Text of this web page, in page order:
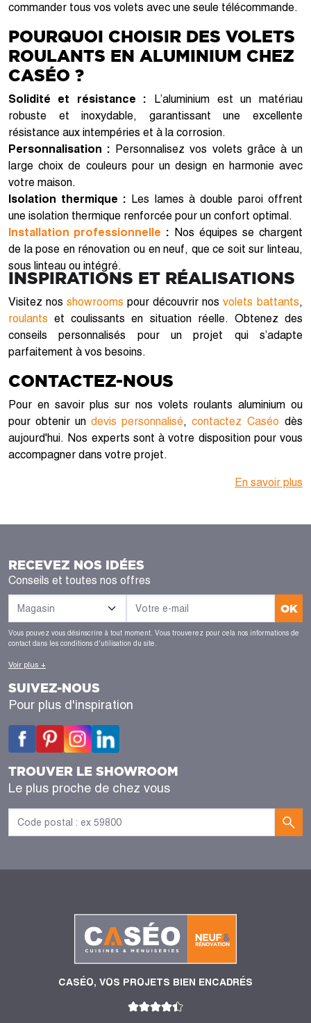
commander tous vos volets avec une seule télécommande.
POURQUOI CHOISIR DES VOLETS
ROULANTS EN ALUMINIUM CHEZ
CASÉO ?
Solidité et résistance : L’aluminium est un matériau
robuste et inoxydable, garantissant une excellente
résistance aux intempéries et à la corrosion.
Personnalisation : Personnalisez vos volets grâce à un
large choix de couleurs pour un design en harmonie avec
votre maison.
Isolation thermique : Les lames à double paroi offrent
une isolation thermique renforcée pour un confort optimal.
Installation professionnelle : Nos équipes se chargent
de la pose en rénovation ou en neuf, que ce soit sur linteau,
sous linteau ou intégré.
INSPIRATIONS ET RÉALISATIONS
Visitez nos showrooms pour découvrir nos volets battants,
roulants et coulissants en situation réelle. Obtenez des
conseils personnalisés pour un projet qui s’adapte
parfaitement à vos besoins.
CONTACTEZ-NOUS
Pour en savoir plus sur nos volets roulants aluminium ou
pour obtenir un devis personnalisé, contactez Caséo dès
aujourd'hui. Nos experts sont à votre disposition pour vous
accompagner dans votre projet.
En savoir plus
RECEVEZ NOS IDÉES
Conseils et toutes nos offres
OK
Vous pouvez vous désinscrire à tout moment. Vous trouverez pour cela nos informations de
contact dans les conditions d'utilisation du site.
Voir plus +
SUIVEZ-NOUS
Pour plus d'inspiration
TROUVER LE SHOWROOM
Le plus proche de chez vous
CASÉO, VOS PROJETS BIEN ENCADRÉS